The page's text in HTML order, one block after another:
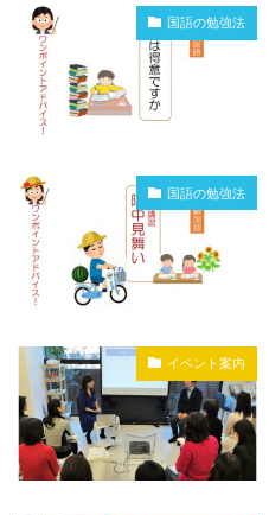
国語の勉強法
国語の勉強法
イベント案内